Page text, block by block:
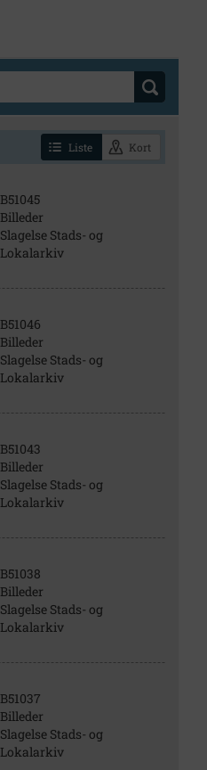
Liste Kort
B51045
Billeder
Slagelse Stads- og
Lokalarkiv
B51046
Billeder
Slagelse Stads- og
Lokalarkiv
B51043
Billeder
Slagelse Stads- og
Lokalarkiv
B51038
Billeder
Slagelse Stads- og
Lokalarkiv
B51037
Billeder
Slagelse Stads- og
Lokalarkiv